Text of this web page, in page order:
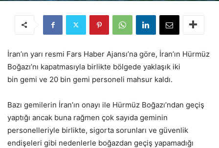
İran’ın yarı resmi Fars Haber Ajansı’na göre, İran’ın Hürmüz
Boğazı’nı kapatmasıyla birlikte bölgede yaklaşık iki
bin gemi ve 20 bin gemi personeli mahsur kaldı.
Bazı gemilerin İran’ın onayı ile Hürmüz Boğazı’ndan geçiş
yaptığı ancak buna rağmen çok sayıda geminin
personelleriyle birlikte, sigorta sorunları ve güvenlik
endişeleri gibi nedenlerle boğazdan geçiş yapamadığı